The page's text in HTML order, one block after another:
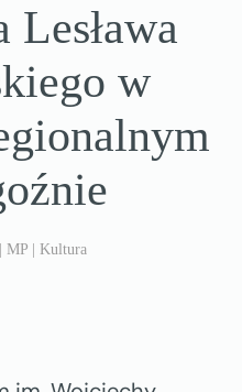
Lesława
w
MP| Kultura